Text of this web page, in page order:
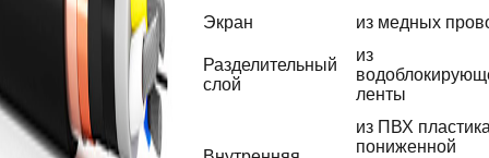
Экран из медных
Разделительный
слой
из
ленты
из ПВХ
пониженной